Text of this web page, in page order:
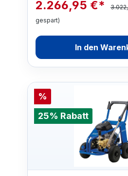
2.266,95 €*
gespart)
In den
%
25% Rabatt